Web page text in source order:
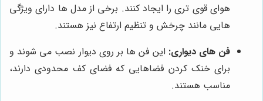
هوای قوی تری را ایجاد کنند. برخی از مدل ها دارای ویژگی
هایی مانند چرخش و تنظیم ارتفاع نیز هستند.
فن های دیواری: این فن ها بر روی دیوار نصب می شوند و
برای خنک کردن فضاهایی که فضای کف محدودی دارند،
مناسب هستند.